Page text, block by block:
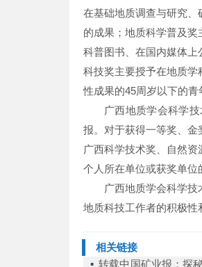
在基础地质调查与研究
的成果；地质科学普及
科普图书、在国内媒体
科技奖主要授予在地质
性成果的45周岁以下的青
广西地质学会科学
报。对于获得一等奖、
广西科学技术奖、自然
个人所在单位或获奖单
广西地质学会科学
地质科技工作者的积极
相关链接
▪ 转载中国矿业报：探